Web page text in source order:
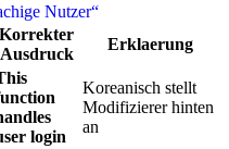
Nutzer“
Korrekter
Ausdruck
Erklaerung
login
Koreanisch stellt
Modifizierer hinten
an